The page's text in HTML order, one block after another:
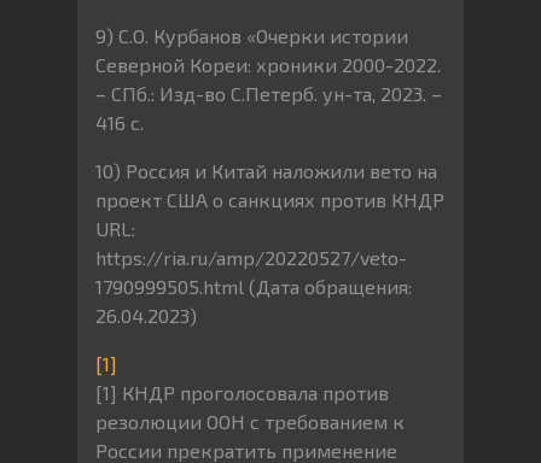
9) С.О. Курбанов «Очерки истории
Северной Кореи: хроники 2000-2022.
– СПб.: Изд-во С.Петерб. ун-та, 2023. –
416 с.
10) Россия и Китай наложили вето на
проект США о санкциях против КНДР
URL:
https://ria.ru/amp/20220527/veto-
1790999505.html (Дата обращения:
26.04.2023)
[1]
[1] КНДР проголосовала против
резолюции ООН с требованием к
России прекратить применение